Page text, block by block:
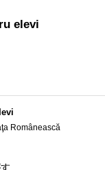
elevi
Românească